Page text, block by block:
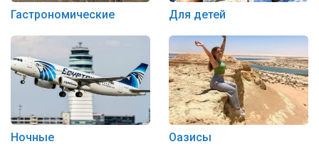
Гастрономические Для детей
Ночные Оазисы